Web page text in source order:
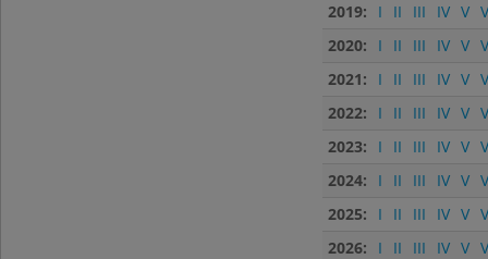
2019:
I II III IV V
2020:
I II III IV V
2021:
I II III IV V
2022:
I II III IV V
2023:
I II III IV V
2024:
I II III IV V
2025:
I II III IV V
2026:
I II III IV V